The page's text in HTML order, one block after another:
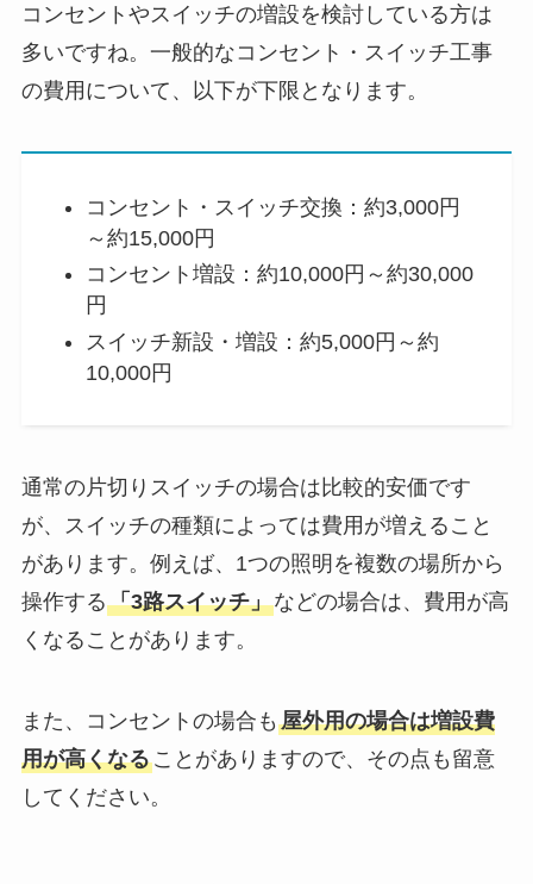
コンセントやスイッチの増設を検討している方は
多いですね。一般的なコンセント・スイッチ工事
の費用について、以下が下限となります。
コンセント・スイッチ交換：約3,000円
～約15,000円
コンセント増設：約10,000円～約30,000
円
スイッチ新設・増設：約5,000円～約
10,000円
通常の片切りスイッチの場合は比較的安価です
が、スイッチの種類によっては費用が増えること
があります。例えば、1つの照明を複数の場所から
操作する「3路スイッチ」などの場合は、費用が高
くなることがあります。
また、コンセントの場合も 屋外用の場合は増設費
用が高くなることがありますので、その点も留意
してください。